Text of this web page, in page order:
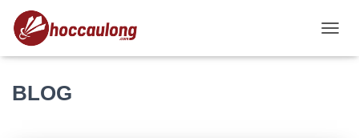
BLOG